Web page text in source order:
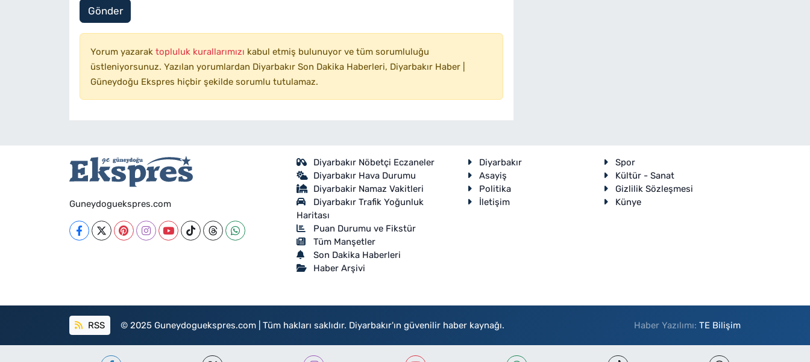
Gönder
Yorum yazarak topluluk kurallarımızı kabul etmiş bulunuyor ve tüm sorumluluğu
üstleniyorsunuz. Yazılan yorumlardan Diyarbakır Son Dakika Haberleri, Diyarbakır Haber |
Güneydoğu Ekspres hiçbir şekilde sorumlu tutulamaz.
Guneydoguekspres.com
Diyarbakır Nöbetçi Eczaneler
Diyarbakır Hava Durumu
Diyarbakir Namaz Vakitleri
Diyarbakır Trafik Yoğunluk
Haritası
Puan Durumu ve Fikstür
Tüm Manşetler
Son Dakika Haberleri
Haber Arşivi
Diyarbakır
Spor
Asayiş
Kültür - Sanat
Politika
Gizlilik Sözleşmesi
İletişim
Künye
RSS © 2025 Guneydoguekspres.com | Tüm hakları saklıdır. Diyarbakır'ın güvenilir haber kaynağı. Haber Yazılımı:TE Bilişim